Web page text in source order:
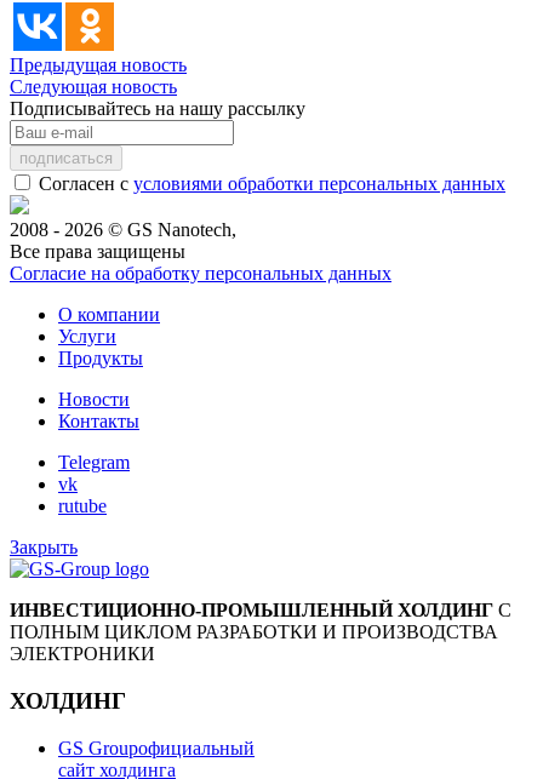
Предыдущая новость
Следующая новость
Подписывайтесь на нашу рассылку
Согласен с условиями обработки персональных данных
2008 - 2026 © GS Nanotech,
Все права защищены
Согласие на обработку персональных данных
О компании
Услуги
Продукты
Новости
Контакты
Telegram
vk
rutube
Закрыть
ИНВЕСТИЦИОННО-ПРОМЫШЛЕННЫЙ ХОЛДИНГ С
ПОЛНЫМ ЦИКЛОМ РАЗРАБОТКИ И ПРОИЗВОДСТВА
ЭЛЕКТРОНИКИ
ХОЛДИНГ
GS Groupофициальный
сайт холдинга